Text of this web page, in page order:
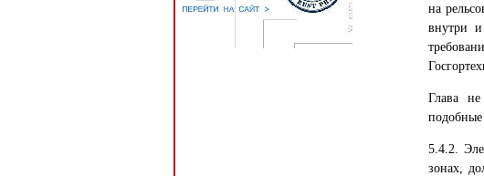
на
внутри
Глава
5.4.2.
зонах,